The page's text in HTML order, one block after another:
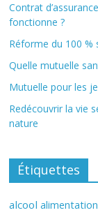
Contrat
fonctionne ?
Réforme du 100 %
Quelle mutuelle
Mutuelle pour les
Redécouvrir la vie
nature
Étiquettes
alcool alimentation